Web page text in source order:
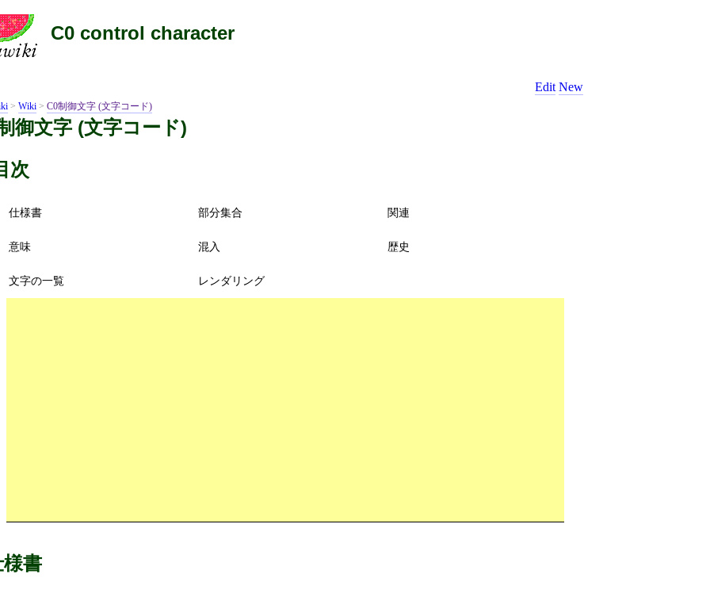
C0 control character
Edit New
> Wiki > C0制御文字 (文字コード)
御文字 (文字コード)
次
仕様書
意味
文字の一覧
部分集合
混入
レンダリング
関連
歴史
書